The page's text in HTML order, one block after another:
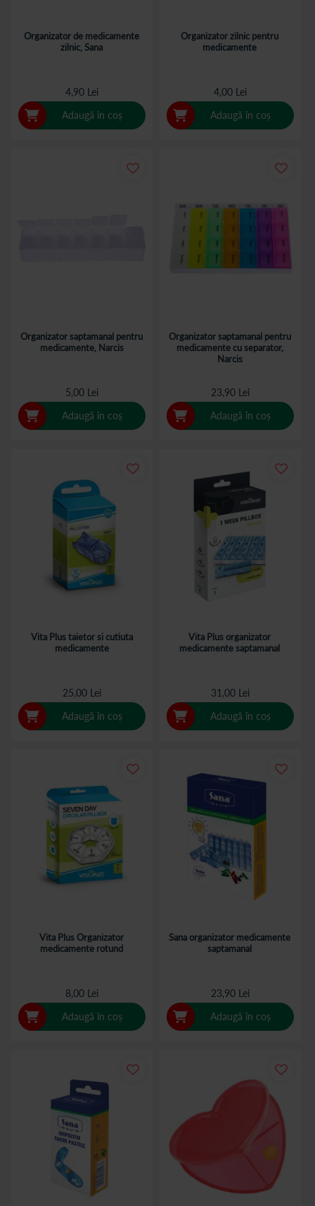
Organizator de medicamente
zilnic, Sana
4,90 Lei
Adaugă în coș
Organizator zilnic pentru
medicamente
4,00 Lei
Adaugă în coș
Organizator saptamanal pentru
medicamente, Narcis
5,00 Lei
Adaugă în coș
Organizator saptamanal pentru
medicamente cu separator,
Narcis
23,90 Lei
Adaugă în coș
Vita Plus taietor si cutiuta
medicamente
25,00 Lei
Adaugă în coș
Vita Plus organizator
medicamente saptamanal
31,00 Lei
Adaugă în coș
Vita Plus Organizator
medicamente rotund
8,00 Lei
Adaugă în coș
Sana organizator medicamente
saptamanal
23,90 Lei
Adaugă în coș